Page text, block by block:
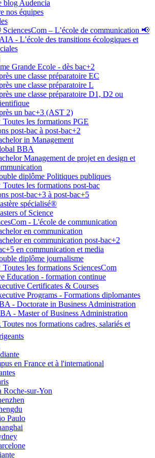
blog Audencia
nos équipes
SciencesCom – L’école de communication 📢
- L’école des transitions écologiques et
Grande Ecole - dès bac+2
une classe préparatoire EC
une classe préparatoire L
une classe préparatoire D1, D2 ou
un bac+3 (AST 2)
Toutes les formations PGE
post-bac à post-bac+2
in Management
BBA
Management de projet en design et
diplôme Politiques publiques
Toutes les formations post-bac
post-bac+3 à post-bac+5
spécialisé®
of Science
- L'école de communication
en communication
en communication post-bac+2
en communication et media
diplôme journalisme
Toutes les formations SciencesCom
Education - formation continue
Certificates & Courses
Programs - Formations diplomantes
- Doctorate in Business Administration
- Master of Business Administration
Toutes nos formations cadres, salariés et
en France et à l'international
Roche-sur-Yon
Paulo